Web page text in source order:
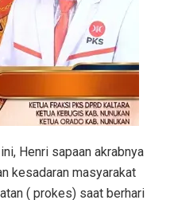
Henri sapaan akrabnya
kesadaran masyarakat
( prokes) saat berhari